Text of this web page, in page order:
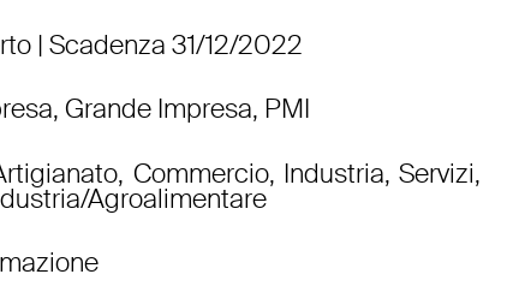
| Scadenza 31/12/2022
Grande Impresa, PMI
Commercio, Industria, Servizi,
Agroalimentare